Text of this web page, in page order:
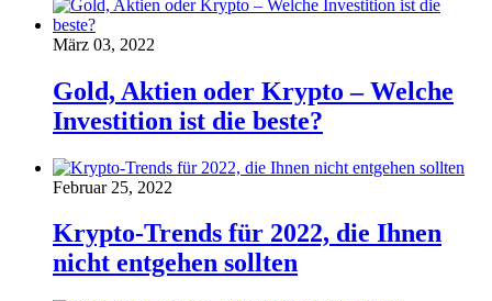
März 03, 2022
Gold, Aktien oder Krypto – Welche
Investition ist die beste?
Februar 25, 2022
Krypto-Trends für 2022, die Ihnen
nicht entgehen sollten